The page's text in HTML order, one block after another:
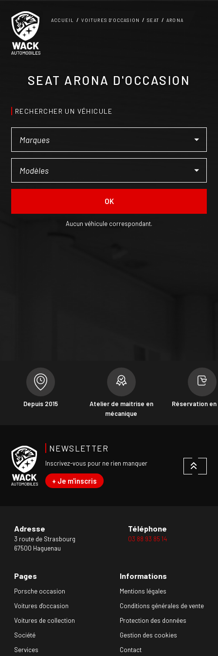
ACCUEIL VOITURES D'OCCASION SEAT ARONA
SEAT ARONA D'OCCASION
RECHERCHER UN VÉHICULE
OK
Aucun véhicule correspondant.
Depuis 2015
Atelier de maitrise en
mécanique
Réservation en
NEWSLETTER
Inscrivez-vous pour ne rien manquer
+ Je m'inscris
Adresse
3 route de Strasbourg
67500 Haguenau
Téléphone
03 88 93 85 14
Pages
Porsche occasion
Voitures d'occasion
Voitures de collection
Société
Services
Informations
Mentions légales
Conditions générales de vente
Protection des données
Gestion des cookies
Contact